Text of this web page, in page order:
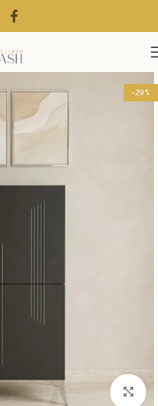
-29%
Click to enlarge